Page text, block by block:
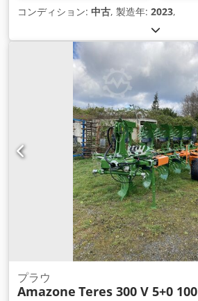
コンディション: 中古, 製造年: 2023,
プラウ
Amazone Teres 300 V 5+0 100